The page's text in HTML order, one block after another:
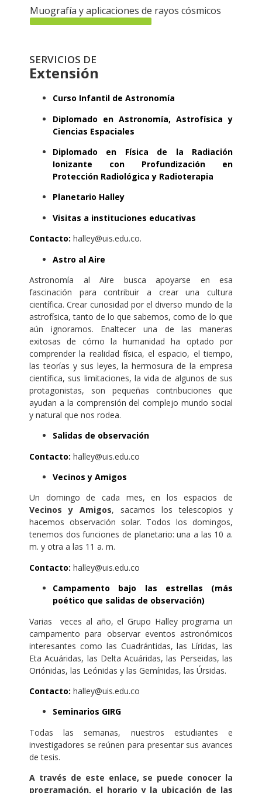
Muografía y aplicaciones de rayos cósmicos
SERVICIOS DE
Extensión
Curso Infantil de Astronomía
Diplomado en Astronomía, Astrofísica y
Ciencias Espaciales
Diplomado en Física de la Radiación
Ionizante con Profundización en
Protección Radiológica y Radioterapia
Planetario Halley
Visitas a instituciones educativas
Contacto: halley@uis.edu.co.
Astro al Aire
Astronomía al Aire busca apoyarse en esa
fascinación para contribuir a crear una cultura
científica. Crear curiosidad por el diverso mundo de la
astrofísica, tanto de lo que sabemos, como de lo que
aún ignoramos. Enaltecer una de las maneras
exitosas de cómo la humanidad ha optado por
comprender la realidad física, el espacio, el tiempo,
las teorías y sus leyes, la hermosura de la empresa
científica, sus limitaciones, la vida de algunos de sus
protagonistas, son pequeñas contribuciones que
ayudan a la comprensión del complejo mundo social
y natural que nos rodea.
Salidas de observación
Contacto: halley@uis.edu.co
Vecinos y Amigos
Un domingo de cada mes, en los espacios de
Vecinos y Amigos, sacamos los telescopios y
hacemos observación solar. Todos los domingos,
tenemos dos funciones de planetario: una a las 10 a.
m. y otra a las 11 a. m.
Contacto: halley@uis.edu.co
Campamento bajo las estrellas (más
poético que salidas de observación)
Varias veces al año, el Grupo Halley programa un
campamento para observar eventos astronómicos
interesantes como las Cuadrántidas, las Líridas, las
Eta Acuáridas, las Delta Acuáridas, las Perseidas, las
Oriónidas, las Leónidas y las Gemínidas, las Úrsidas.
Contacto: halley@uis.edu.co
Seminarios GIRG
Todas las semanas, nuestros estudiantes e
investigadores se reúnen para presentar sus avances
de tesis.
A través de este enlace, se puede conocer la
programación, el horario y la ubicación de las